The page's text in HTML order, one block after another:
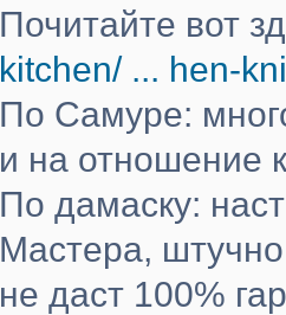
Почитайте вот
kitchen/ ... hen-
По Самуре:
и на отношение
По дамаску:
Мастера,
не даст 100%